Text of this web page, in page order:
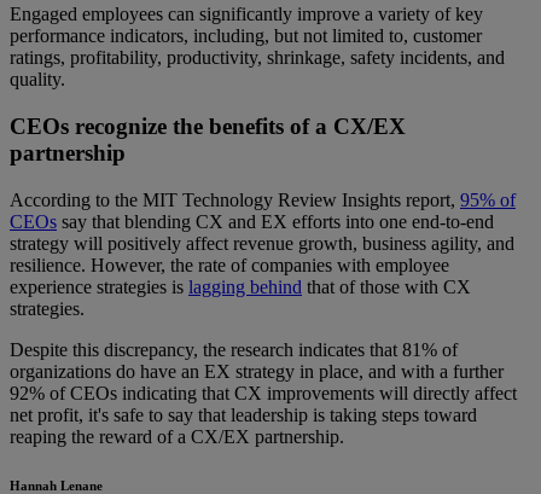
Engaged employees can significantly improve a variety of key
performance indicators, including, but not limited to, customer
ratings, profitability, productivity, shrinkage, safety incidents, and
quality.
CEOs recognize the benefits of a CX/EX
partnership
According to the MIT Technology Review Insights report, 95% of
CEOs say that blending CX and EX efforts into one end-to-end
strategy will positively affect revenue growth, business agility, and
resilience. However, the rate of companies with employee
experience strategies is lagging behind that of those with CX
strategies.
Despite this discrepancy, the research indicates that 81% of
organizations do have an EX strategy in place, and with a further
92% of CEOs indicating that CX improvements will directly affect
net profit, it's safe to say that leadership is taking steps toward
reaping the reward of a CX/EX partnership.
Hannah Lenane